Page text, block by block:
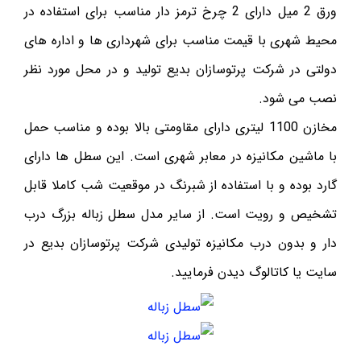
ورق 2 میل دارای 2 چرخ ترمز دار مناسب برای استفاده در
محیط شهری با قیمت مناسب برای شهرداری ها و اداره های
دولتی در شرکت پرتوسازان بدیع تولید و در محل مورد نظر
نصب می شود.
مخازن 1100 لیتری دارای مقاومتی بالا بوده و مناسب حمل
با ماشین مکانیزه در معابر شهری است. این سطل ها دارای
گارد بوده و با استفاده از شبرنگ در موقعیت شب کاملا قابل
تشخیص و رویت است. از سایر مدل سطل زباله بزرگ درب
دار و بدون درب مکانیزه تولیدی شرکت پرتوسازان بدیع در
سایت یا کاتالوگ دیدن فرمایید.